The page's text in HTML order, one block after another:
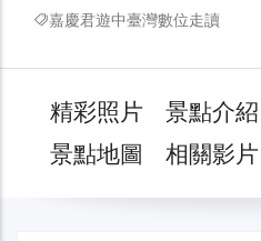
嘉慶君遊中臺灣數位走讀
精彩照片 景點介紹
景點地圖
相關影片